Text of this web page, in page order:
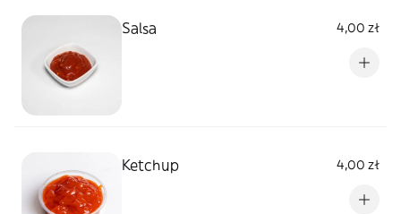
Salsa 4,00 zł
Ketchup 4,00 zł